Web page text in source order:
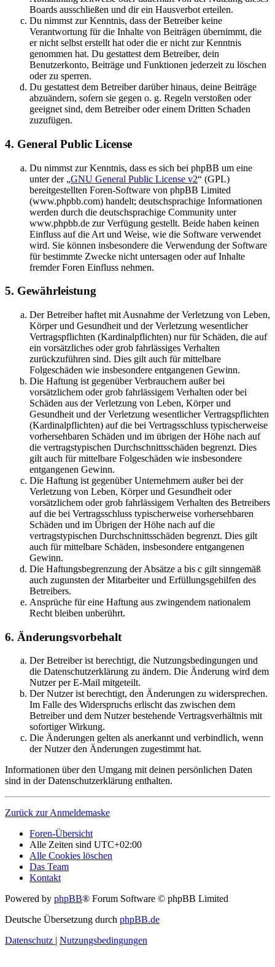
Boards ausschließen und dir ein Hausverbot erteilen.
Du nimmst zur Kenntnis, dass der Betreiber keine
Verantwortung für die Inhalte von Beiträgen übernimmt, die
er nicht selbst erstellt hat oder die er nicht zur Kenntnis
genommen hat. Du gestattest dem Betreiber, dein
Benutzerkonto, Beiträge und Funktionen jederzeit zu löschen
oder zu sperren.
Du gestattest dem Betreiber darüber hinaus, deine Beiträge
abzuändern, sofern sie gegen o. g. Regeln verstoßen oder
geeignet sind, dem Betreiber oder einem Dritten Schaden
zuzufügen.
4. General Public License
Du nimmst zur Kenntnis, dass es sich bei phpBB um eine
unter der „GNU General Public License v2“ (GPL)
bereitgestellten Foren-Software von phpBB Limited
(www.phpbb.com) handelt; deutschsprachige Informationen
werden durch die deutschsprachige Community unter
www.phpbb.de zur Verfügung gestellt. Beide haben keinen
Einfluss auf die Art und Weise, wie die Software verwendet
wird. Sie können insbesondere die Verwendung der Software
für bestimmte Zwecke nicht untersagen oder auf Inhalte
fremder Foren Einfluss nehmen.
5. Gewährleistung
Der Betreiber haftet mit Ausnahme der Verletzung von Leben,
Körper und Gesundheit und der Verletzung wesentlicher
Vertragspflichten (Kardinalpflichten) nur für Schäden, die auf
ein vorsätzliches oder grob fahrlässiges Verhalten
zurückzuführen sind. Dies gilt auch für mittelbare
Folgeschäden wie insbesondere entgangenen Gewinn.
Die Haftung ist gegenüber Verbrauchern außer bei
vorsätzlichem oder grob fahrlässigem Verhalten oder bei
Schäden aus der Verletzung von Leben, Körper und
Gesundheit und der Verletzung wesentlicher Vertragspflichten
(Kardinalpflichten) auf die bei Vertragsschluss typischerweise
vorhersehbaren Schäden und im übrigen der Höhe nach auf
die vertragstypischen Durchschnittsschäden begrenzt. Dies
gilt auch für mittelbare Folgeschäden wie insbesondere
entgangenen Gewinn.
Die Haftung ist gegenüber Unternehmern außer bei der
Verletzung von Leben, Körper und Gesundheit oder
vorsätzlichem oder grob fahrlässigem Verhalten des Betreibers
auf die bei Vertragsschluss typischerweise vorhersehbaren
Schäden und im Übrigen der Höhe nach auf die
vertragstypischen Durchschnittsschäden begrenzt. Dies gilt
auch für mittelbare Schäden, insbesondere entgangenen
Gewinn.
Die Haftungsbegrenzung der Absätze a bis c gilt sinngemäß
auch zugunsten der Mitarbeiter und Erfüllungsgehilfen des
Betreibers.
Ansprüche für eine Haftung aus zwingendem nationalem
Recht bleiben unberührt.
6. Änderungsvorbehalt
Der Betreiber ist berechtigt, die Nutzungsbedingungen und
die Datenschutzerklärung zu ändern. Die Änderung wird dem
Nutzer per E-Mail mitgeteilt.
Der Nutzer ist berechtigt, den Änderungen zu widersprechen.
Im Falle des Widerspruchs erlischt das zwischen dem
Betreiber und dem Nutzer bestehende Vertragsverhältnis mit
sofortiger Wirkung.
Die Änderungen gelten als anerkannt und verbindlich, wenn
der Nutzer den Änderungen zugestimmt hat.
Informationen über den Umgang mit deinen persönlichen Daten
sind in der Datenschutzerklärung enthalten.
Zurück zur Anmeldemaske
Foren-Übersicht
Alle Zeiten sind UTC+02:00
Alle Cookies löschen
Das Team
Kontakt
Powered by phpBB® Forum Software © phpBB Limited
Deutsche Übersetzung durch phpBB.de
Datenschutz | Nutzungsbedingungen